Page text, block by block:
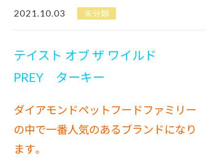
2021.10.03 未分類
テイスト オブ ザ ワイルド
PREY ターキー
ダイアモンドペットフードファミリー
の中で一番人気のあるブランドになり
ます。